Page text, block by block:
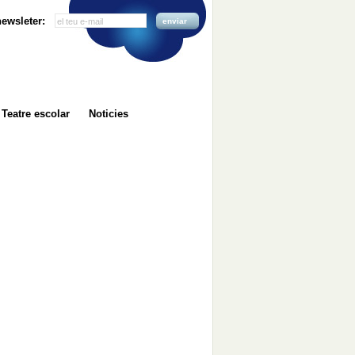
enviar
Teatre escolar Noticies